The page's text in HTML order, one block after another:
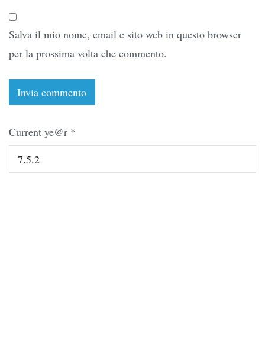
Salva il mio nome, email e sito web in questo browser
per la prossima volta che commento.
Current ye@r *